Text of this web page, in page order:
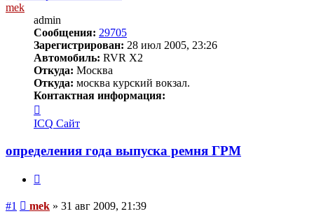
mek
admin
Сообщения: 29705
Зарегистрирован: 28 июл 2005, 23:26
Автомобиль: RVR X2
Откуда: Москва
Откуда: москва курский вокзал.
Контактная информация:
информация
пользователя
ICQ Сайт
определения года выпуска ремня ГРМ
#1 Сообщение
mek » 31 авг 2009, 21:39